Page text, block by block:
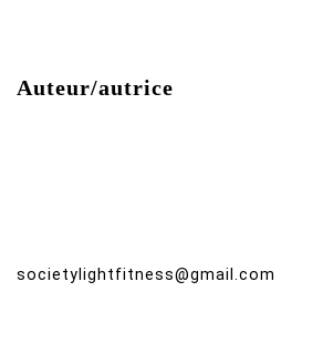
Auteur/autrice
societylightfitness@gmail.com